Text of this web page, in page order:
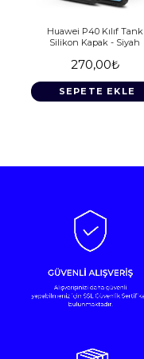
Huawei P40 Kılıf Tank
Silikon Kapak - Siyah
270,00₺
SEPETE EKLE